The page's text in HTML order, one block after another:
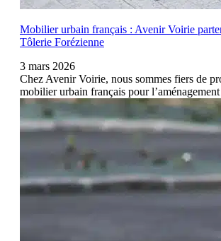
Mobilier urbain français : Avenir Voirie
Tôlerie Forézienne
3 mars 2026
Chez Avenir Voirie, nous sommes fiers de
mobilier urbain français pour